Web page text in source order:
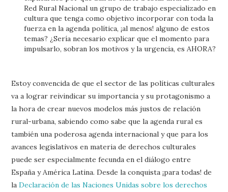
Red Rural Nacional un grupo de trabajo especializado en
cultura que tenga como objetivo incorporar con toda la
fuerza en la agenda política, ¡al menos! alguno de estos
temas? ¿Sería necesario explicar que el momento para
impulsarlo, sobran los motivos y la urgencia, es AHORA?
Estoy convencida de que el sector de las políticas culturales
va a lograr reivindicar su importancia y su protagonismo a
la hora de crear nuevos modelos más justos de relación
rural-urbana, sabiendo como sabe que la agenda rural es
también una poderosa agenda internacional y que para los
avances legislativos en materia de derechos culturales
puede ser especialmente fecunda en el diálogo entre
España y América Latina. Desde la conquista ¡para todas! de
laDeclaración de las Naciones Unidas sobre los derechos